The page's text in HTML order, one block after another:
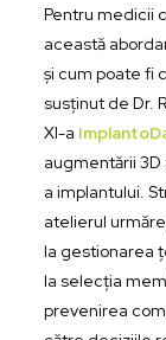
Pentru medicii
această
și cum poate fi
susținut de Dr.
XI-a
augmentării
a implantului.
atelierul
la gestionarea
la selecția
prevenirea